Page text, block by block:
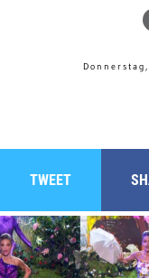
TWEET